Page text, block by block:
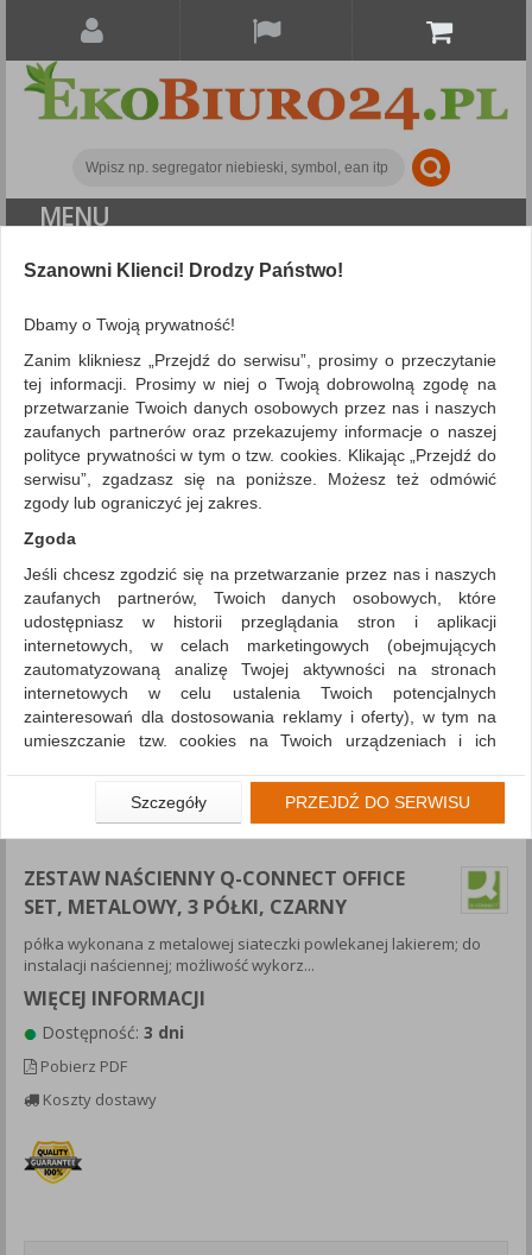
MENU
Drobne akcesoria biurowe Półki
ZESTAW NAŚCIENNY Q-CONNECT OFFICE
SET, METALOWY, 3 PÓŁKI, CZARNY
półka wykonana z metalowej siateczki powlekanej lakierem; do
instalacji naściennej; możliwość wykorz...
WIĘCEJ INFORMACJI
Dostępność: 3 dni
Pobierz PDF
Koszty dostawy
Szanowni Klienci! Drodzy Państwo!
Dbamy o Twoją prywatność!
Zanim klikniesz „Przejdź do serwisu”, prosimy o przeczytanie
tej informacji. Prosimy w niej o Twoją dobrowolną zgodę na
przetwarzanie Twoich danych osobowych przez nas i naszych
zaufanych partnerów oraz przekazujemy informacje o naszej
polityce prywatności w tym o tzw. cookies. Klikając „Przejdź do
serwisu”, zgadzasz się na poniższe. Możesz też odmówić
zgody lub ograniczyć jej zakres.
Zgoda
Jeśli chcesz zgodzić się na przetwarzanie przez nas i naszych
zaufanych partnerów, Twoich danych osobowych, które
udostępniasz w historii przeglądania stron i aplikacji
internetowych, w celach marketingowych (obejmujących
zautomatyzowaną analizę Twojej aktywności na stronach
internetowych w celu ustalenia Twoich potencjalnych
zainteresowań dla dostosowania reklamy i oferty), w tym na
umieszczanie tzw. cookies na Twoich urządzeniach i ich
Jeśli nie chcesz wyrazić zgody lub ograniczyć jej zakres, kliknij
„Szczegóły”, gdzie znajdziesz wszelkie informacje o tym jak to
naszą polityką prywatności obowiązującą od 25 maja 2018.
W przypadku użytkowników zalogowanych, aby umożliwić
prawidłowe działanie naszej strony www, a w szczególności
np. wysłanie potwierdzenia zamówienia na Państwa email lub
wyświetlenie Państwu prawidłowych informacji o promocjach
czy cenach indywidualnych, ważna jest Państwa wcześniejsza
zgoda której udzieliliście podczas zakładania konta.
momencie wycofać.
Polityka prywatności (rozwiń)
Klauzula Informacyjna (rozwiń)
Szczegóły PRZEJDŹ DO SERWISU